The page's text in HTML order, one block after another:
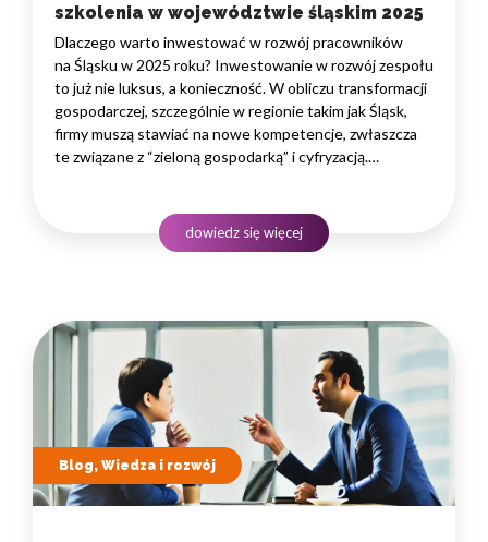
szkolenia w województwie śląskim 2025
Dlaczego warto inwestować w rozwój pracowników
na Śląsku w 2025 roku? Inwestowanie w rozwój zespołu
to już nie luksus, a konieczność. W obliczu transformacji
gospodarczej, szczególnie w regionie takim jak Śląsk,
firmy muszą stawiać na nowe kompetencje, zwłaszcza
te związane z “zieloną gospodarką” i cyfryzacją.
do konkurowania na coraz bardziej wymagającym rynku.
To strategiczna decyzja, która buduje wartość firmy
dowiedz się więcej
Blog, Wiedza i rozwój